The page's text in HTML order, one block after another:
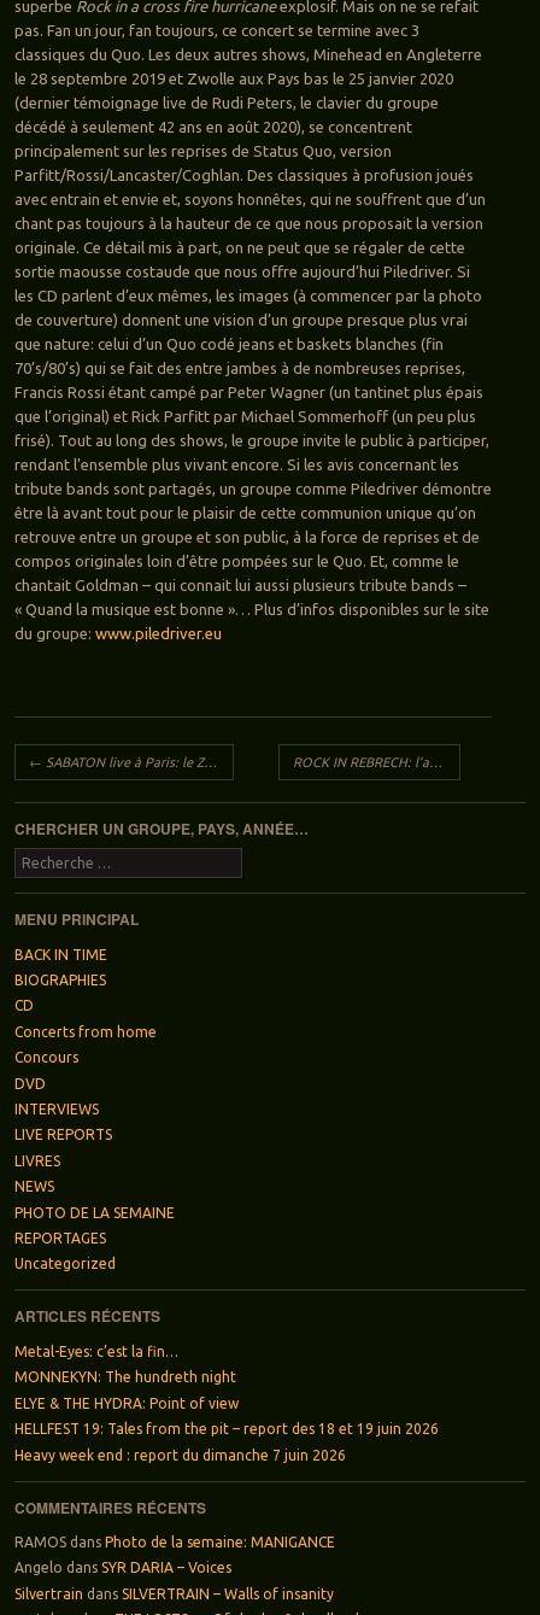
superbe Rock in a cross fire hurricaneexplosif. Mais on ne se refait
pas. Fan un jour, fan toujours, ce concert se termine avec 3
classiques du Quo. Les deux autres shows, Minehead en Angleterre
le 28 septembre 2019 et Zwolle aux Pays bas le 25 janvier 2020
(dernier témoignage live de Rudi Peters, le clavier du groupe
décédé à seulement 42 ans en août 2020), se concentrent
principalement sur les reprises de Status Quo, version
Parfitt/Rossi/Lancaster/Coghlan. Des classiques à profusion joués
avec entrain et envie et, soyons honnêtes, qui ne souffrent que d’un
chant pas toujours à la hauteur de ce que nous proposait la version
originale. Ce détail mis à part, on ne peut que se régaler de cette
sortie maousse costaude que nous offre aujourd’hui Piledriver. Si
les CD parlent d’eux mêmes, les images (à commencer par la photo
de couverture) donnent une vision d’un groupe presque plus vrai
que nature: celui d’un Quo codé jeans et baskets blanches (fin
70’s/80’s) qui se fait des entre jambes à de nombreuses reprises,
Francis Rossi étant campé par Peter Wagner (un tantinet plus épais
que l’original) et Rick Parfitt par Michael Sommerhoff (un peu plus
frisé). Tout au long des shows, le groupe invite le public à participer,
rendant l’ensemble plus vivant encore. Si les avis concernant les
tribute bands sont partagés, un groupe comme Piledriver démontre
être là avant tout pour le plaisir de cette communion unique qu’on
retrouve entre un groupe et son public, à la force de reprises et de
compos originales loin d’être pompées sur le Quo. Et, comme le
chantait Goldman – qui connait lui aussi plusieurs tribute bands –
« Quand la musique est bonne »… Plus d’infos disponibles sur le site
du groupe: www.piledriver.eu
Navigation des articles
← SABATON live à Paris: le Zénith, 21 avril 2023 (avec Lordi et Baby Metal) ROCK IN REBRECH: l’affiche complète
CHERCHER UN GROUPE, PAYS, ANNÉE…
Recherche
MENU PRINCIPAL
BACK IN TIME
BIOGRAPHIES
CD
Concerts from home
Concours
DVD
INTERVIEWS
LIVE REPORTS
LIVRES
NEWS
PHOTO DE LA SEMAINE
REPORTAGES
Uncategorized
ARTICLES RÉCENTS
Metal-Eyes: c’est la fin…
MONNEKYN: The hundreth night
ELYE & THE HYDRA: Point of view
HELLFEST 19: Tales from the pit – report des 18 et 19 juin 2026
Heavy week end : report du dimanche 7 juin 2026
COMMENTAIRES RÉCENTS
RAMOSdans Photo de la semaine: MANIGANCE
Angelo dans SYR DARIA – Voices
Silvertrain dans SILVERTRAIN – Walls of insanity